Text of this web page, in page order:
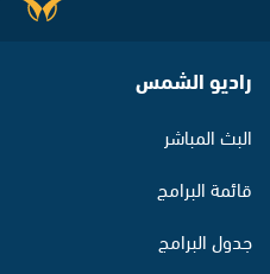
راديو الشمس
البث المباشر
قائمة البرامج
جدول البرامج